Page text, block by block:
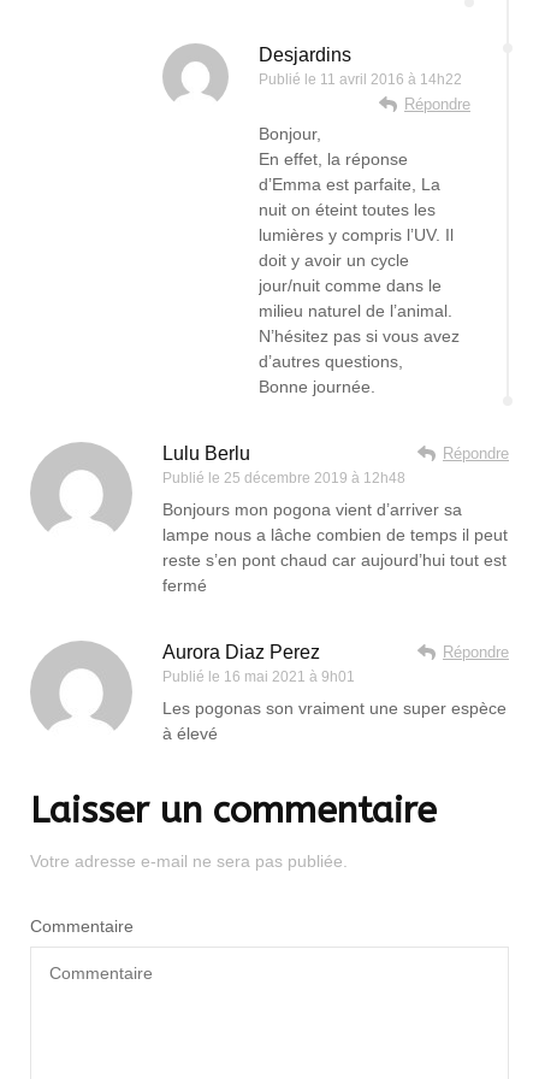
Desjardins
Publié le 11 avril 2016 à 14h22
Répondre
Bonjour,
En effet, la réponse
d’Emma est parfaite, La
nuit on éteint toutes les
lumières y compris l’UV. Il
doit y avoir un cycle
jour/nuit comme dans le
milieu naturel de l’animal.
N’hésitez pas si vous avez
d’autres questions,
Bonne journée.
Lulu Berlu
Publié le 25 décembre 2019 à 12h48
Répondre
Bonjours mon pogona vient d’arriver sa
lampe nous a lâche combien de temps il peut
reste s’en pont chaud car aujourd’hui tout est
fermé
Aurora Diaz Perez
Publié le 16 mai 2021 à 9h01
Répondre
Les pogonas son vraiment une super espèce
à élevé
Laisser un commentaire
Votre adresse e-mail ne sera pas publiée.
Commentaire